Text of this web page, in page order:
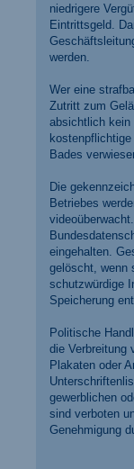
niedrigere
Eintrittsgeld.
werden.
Wer eine
Zutritt zum
absichtlich kein
Bades
Die
Betriebes
eingehalten.
gelöscht, wenn
schutzwürdige
Speicherung
Politische
die Verbreitung
Plakaten oder
gewerblichen
sind verboten
Genehmigung